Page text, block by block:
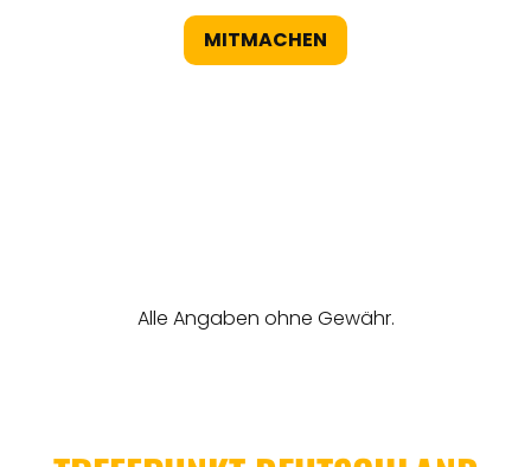
MITMACHEN